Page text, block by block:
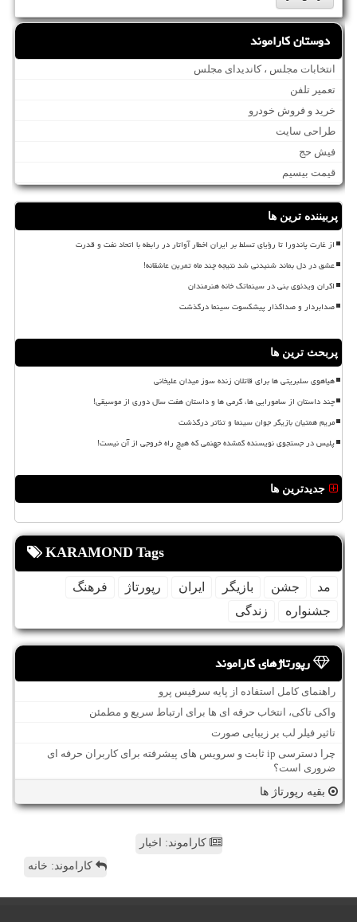
دوستان کاراموند
انتخابات مجلس ، کاندیدای مجلس
تعمیر تلفن
خرید و فروش خودرو
طراحی سایت
فیش حج
قیمت بیسیم
پربیننده ترین ها
از غارت پاندورا تا رؤیای تسلط بر ایران اخطار آواتار در رابطه با اتحاد نفت و قدرت
عشق در دل بماند شنیدنی شد نتیجه چند ماه تمرین عاشقانه!
اکران ویدئوی بنی در سینماتک خانه هنرمندان
صدابردار و صداگذار پیشکسوت سینما درگذشت
پربحث ترین ها
هیاهوی سلبریتی ها برای قاتلان زنده سوز میدان علیخانی
چند داستان از سامورایی ها، گرمی ها و داستان هفت سال دوری از موسیقی!
مریم همتیان بازیگر جوان سینما و تئاتر درگذشت
پلیس در جستجوی نویسنده گمشده جهنمی که هیچ راه خروجی از آن نیست!
جدیدترین ها
KARAMOND Tags
مد جشن بازیگر ایران رپورتاژ
فرهنگ
جشنواره
زندگی
رپورتاژهای کاراموند
راهنمای کامل استفاده از پایه سرفیس پرو
واکی تاکی، انتخاب حرفه ای ها برای ارتباط سریع و مطمئن
تاثیر فیلر لب بر زیبایی صورت
چرا دسترسی ip ثابت و سرویس های پیشرفته برای کاربران حرفه ای
ضروری است؟
بقیه رپورتاژ ها
کاراموند: اخبار
کاراموند: خانه